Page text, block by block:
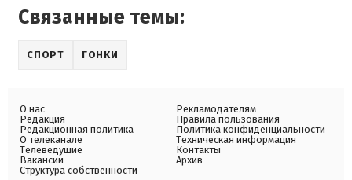
Связанные темы:
СПОРТ ГОНКИ
О нас
Редакция
Редакционная политика
О телеканале
Телеведущие
Вакансии
Структура собственности
Рекламодателям
Правила пользования
Политика конфиденциальности
Техническая информация
Контакты
Архив